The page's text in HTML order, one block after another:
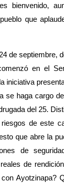
bienvenido,
que
de septiembre,
en el
iniciativa
se haga cargo
del 25.
de este
que abre la
de
de
Ayotzinapa?